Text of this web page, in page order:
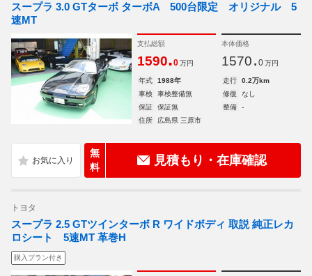
スープラ 3.0 GTターボ ターボA 500台限定 オリジナル 5
速MT
支払総額
1590.0 万円
本体価格
1570. 0 万円
年式 1988年 走行
0.2万km
車検
車検整備無 修復
なし
保証
保証無 整備
-
住所
広島県 三原市
無
料
見積もり・在庫確認
トヨタ
スープラ 2.5 GTツインターボ R ワイドボディ 取説 純正レカ
ロシート 5速MT 革巻H
購入プラン付き